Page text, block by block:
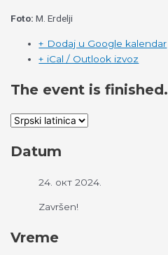
Foto: M. Erdelji
+ Dodaj u Google kalendar
+ iCal / Outlook izvoz
The event is finished.
Datum
24. окт 2024.
Završen!
Vreme